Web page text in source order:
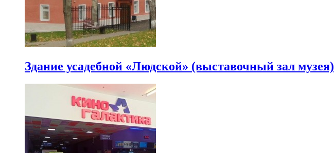
Здание усадебной «Людской» (выставочный зал музея)